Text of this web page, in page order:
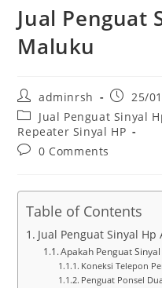
Jual Penguat
Maluku
Post
author:
adminrsh
Post25/
Post
category:
Jual Penguat Sinyal
Repeater Sinyal HP
Post0 Comments
Table of Contents
Jual Penguat Sinyal
Apakah Penguat
Koneksi Telepon
Penguat Ponsel